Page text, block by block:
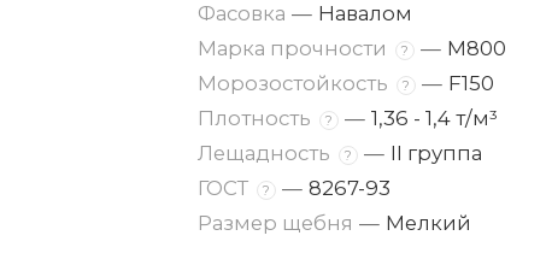
Фасовка — Навалом
Марка прочности
? — М800
Морозостойкость
? — F150
Плотность
? — 1,36 - 1,4 т/м³
Лещадность
? — II группа
ГОСТ
? — 8267-93
Размер щебня — Мелкий